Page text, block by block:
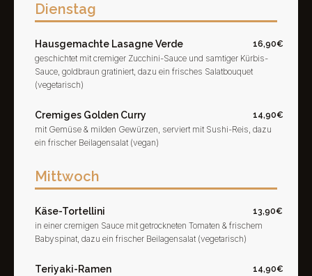
Dienstag
Hausgemachte Lasagne Verde 16,90€
geschichtet mit cremiger Zucchini-Sauce und samtiger Kürbis-
Sauce, goldbraun gratiniert, dazu ein frisches Salatbouquet
(vegetarisch)
Cremiges Golden Curry 14,90€
mit Gemüse & milden Gewürzen, serviert mit Sushi-Reis, dazu
ein frischer Beilagensalat (vegan)
Mittwoch
Käse-Tortellini 13,90€
in einer cremigen Sauce mit getrockneten Tomaten & frischem
Babyspinat, dazu ein frischer Beilagensalat (vegetarisch)
Teriyaki-Ramen 14,90€